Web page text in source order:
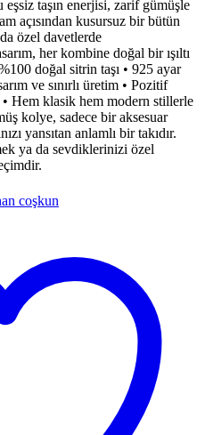
taşın enerjisi, zarif gümüşle
açısından kusursuz bir bütün
özel davetlerde
her kombine doğal bir ışıltı
doğal sitrin taşı • 925 ayar
ve sınırlı üretim • Pozitif
Hem klasik hem modern stillerle
kolye, sadece bir aksesuar
yansıtan anlamlı bir takıdır.
ya da sevdiklerinizi özel